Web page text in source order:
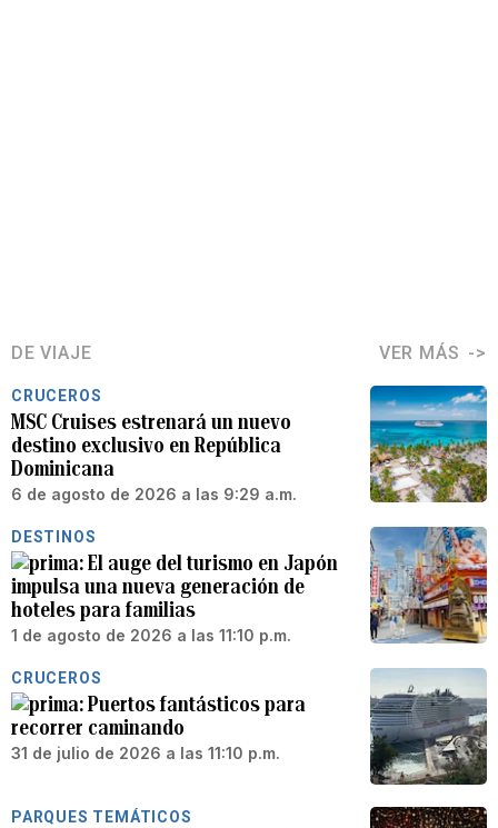
DE VIAJE VER MÁS
CRUCEROS
MSC Cruises estrenará un nuevo
destino exclusivo en República
Dominicana
6 de agosto de 2026 a las 9:29 a.m.
DESTINOS
El auge del turismo en Japón
impulsa una nueva generación de
hoteles para familias
1 de agosto de 2026 a las 11:10 p.m.
CRUCEROS
Puertos fantásticos para
recorrer caminando
31 de julio de 2026 a las 11:10 p.m.
PARQUES TEMÁTICOS